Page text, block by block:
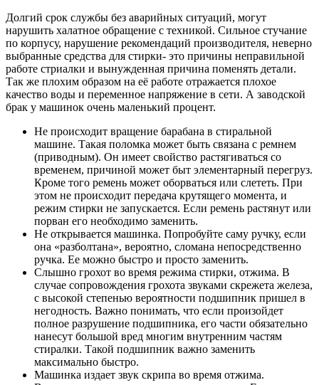
Долгий срок службы без аварийных ситуаций, могут
нарушить халатное обращение с техникой. Сильное стучание
по корпусу, нарушение рекомендаций производителя, неверно
выбранные средства для стирки- это причины неправильной
работе стриалки и вынужденная причина поменять детали.
Так же плохим образом на её работе отражается плохое
качество воды и переменное напряжение в сети. А заводской
брак у машинок очень маленький процент.
Не происходит вращение барабана в стиральной
машине. Такая поломка может быть связана с ремнем
(приводным). Он имеет свойство растягиваться со
временем, причиной может быт элементарный перегруз.
Кроме того ремень может оборваться или слететь. При
этом не происходит передача крутящего момента, и
режим стирки не запускается. Если ремень растянут или
порван его необходимо заменить.
Не открывается машинка. Попробуйте саму ручку, если
она «разболтана», вероятно, сломана непосредственно
ручка. Ее можно быстро и просто заменить.
Слышно грохот во время режима стирки, отжима. В
случае сопровождения грохота звуками скрежета железа,
с высокой степенью вероятности подшипник пришел в
негодность. Важно понимать, что если произойдет
полное разрушение подшипника, его части обязательно
нанесут большой вред многим внутренним частям
стиралки. Такой подшипник важно заменить
максимально быстро.
Машинка издает звук скрипа во время отжима.